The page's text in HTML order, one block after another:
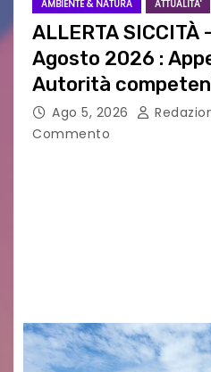
AMBIENTE & NATURA ATTUALITA'
ALLERTA SICCITÀ
Agosto 2026 :
Autorità
Ago 5, 2026
Commento